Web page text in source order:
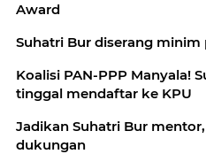
Award
Suhatri Bur diserang minim
Koalisi PAN-PPP Manyala!
tinggal mendaftar ke KPU
Jadikan Suhatri Bur
dukungan